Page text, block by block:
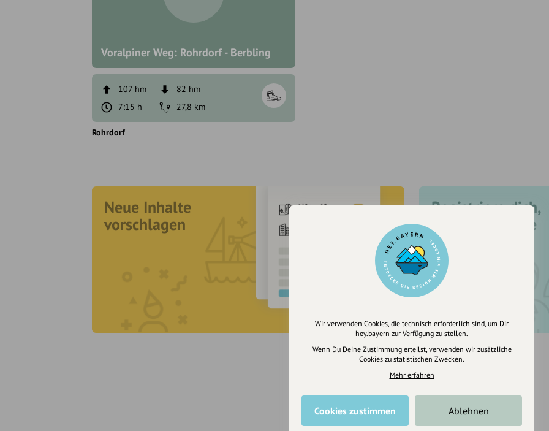
Voralpiner Weg: Rohrdorf - Berbling
107 hm
82 hm
7:15 h
27,8 km
Rohrdorf
Neue Inhalte
vorschlagen
Registriere dich,
um dir Einträge
zu merken
Wir verwenden Cookies, die technisch erforderlich sind, um Dir
hey.bayern zur Verfügung zu stellen.
Wenn Du Deine Zustimmung erteilst, verwenden wir zusätzliche
Cookies zu statistischen Zwecken.
Mehr erfahren
Cookies zustimmen Ablehnen